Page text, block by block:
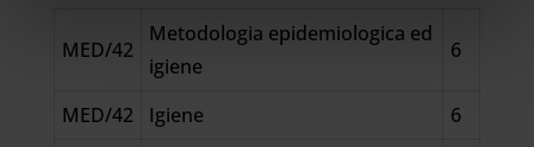
MED/42
Metodologia epidemiologica ed
igiene
6
MED/42 Igiene
6